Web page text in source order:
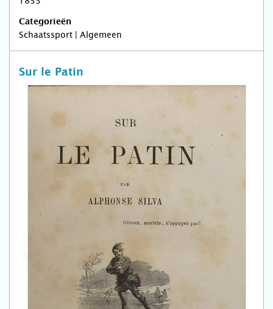
Categorieën
Schaatssport | Algemeen
Sur le Patin